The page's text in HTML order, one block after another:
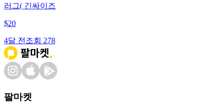
러그( 긴싸이즈
$20
4달 전 조회 278
팔마켓